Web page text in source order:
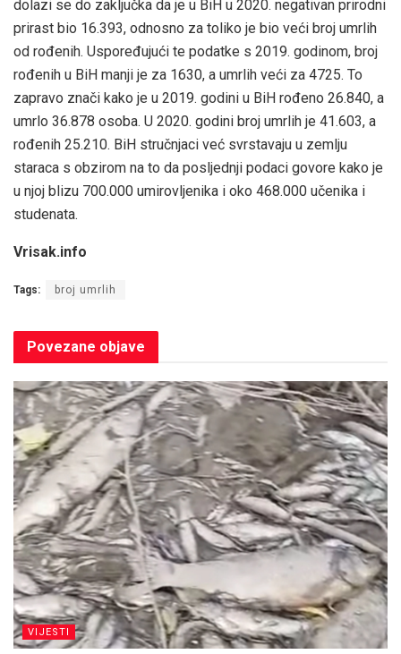
dolazi se do zaključka da je u BiH u 2020. negativan prirodni
prirast bio 16.393, odnosno za toliko je bio veći broj umrlih
od rođenih. Uspoređujući te podatke s 2019. godinom, broj
rođenih u BiH manji je za 1630, a umrlih veći za 4725. To
zapravo znači kako je u 2019. godini u BiH rođeno 26.840, a
umrlo 36.878 osoba. U 2020. godini broj umrlih je 41.603, a
rođenih 25.210. BiH stručnjaci već svrstavaju u zemlju
staraca s obzirom na to da posljednji podaci govore kako je
u njoj blizu 700.000 umirovljenika i oko 468.000 učenika i
studenata.
Vrisak.info
Tags: broj umrlih
Povezane objave
VIJESTI